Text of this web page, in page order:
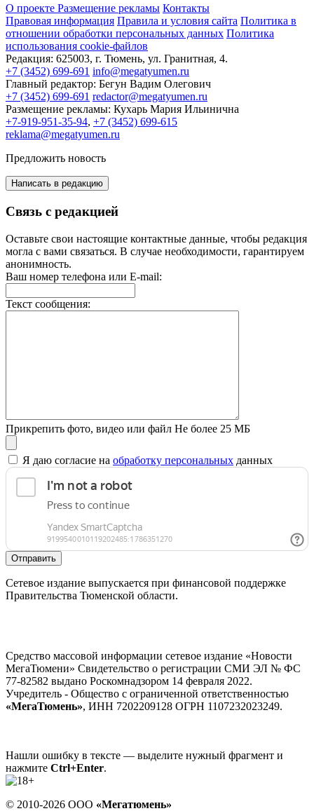
О проекте Размещение рекламы Контакты
Правовая информация Правила и условия сайта Политика в
отношении обработки персональных данных Политика
использования cookie-файлов
Редакция: 625003, г. Тюмень, ул. Гранитная, 4.
+7 (3452) 699-691 info@megatyumen.ru
Главный редактор: Бегун Вадим Олегович
+7 (3452) 699-691 redactor@megatyumen.ru
Размещение рекламы: Кухарь Мария Ильинична
+7-919-951-35-94, +7 (3452) 699-615
reklama@megatyumen.ru
Предложить новость
Написать в редакцию
Связь с редакцией
Оставьте свои настоящие контактные данные, чтобы редакция
могла с вами связаться. В случае необходимости, гарантируем
анонимность.
Ваш номер телефона или E-mail:
Текст сообщения:
Прикрепить фото, видео или файл Не более 25 МБ
Я даю согласие на обработку персональных данных
Отправить
Сетевое издание выпускается при финансовой поддержке
Правительства Тюменской области.
Средство массовой информации сетевое издание «Новости
МегаТюмени» Свидетельство о регистрации СМИ ЭЛ № ФС
77-82582 выдано Роскомнадзором 14 февраля 2022.
Учредитель - Общество с ограниченной ответственностью
«МегаТюмень», ИНН 7202209128 ОГРН 1107232023249.
Нашли ошибку в тексте — выделите нужный фрагмент и
нажмите Ctrl+Enter.
© 2010-2026 ООО «Мегатюмень»